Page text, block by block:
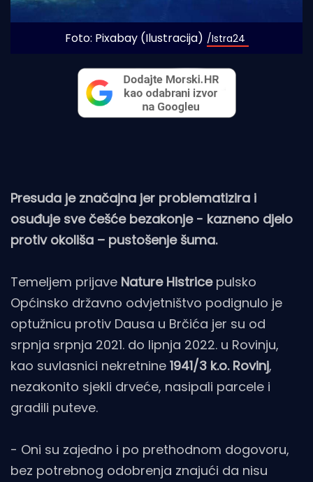
Foto: Pixabay (Ilustracija) /Istra24
Presuda je značajna jer problematizira i
osuđuje sve češće bezakonje - kazneno djelo
protiv okoliša – pustošenje šuma.
Temeljem prijave Nature Histricepulsko
Općinsko državno odvjetništvo podignulo je
optužnicu protiv Dausa u Brčića jer su od
srpnja srpnja 2021. do lipnja 2022. u Rovinju,
kao suvlasnici nekretnine 1941/3 k.o. Rovinj,
nezakonito sjekli drveće, nasipali parcele i
gradili puteve.
- Oni su zajedno i po prethodnom dogovoru,
bez potrebnog odobrenja znajući da nisu